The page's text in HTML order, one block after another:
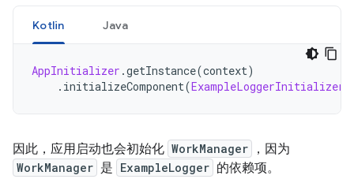
Kotlin Java
AppInitializer .getInstance(context)
. initializeComponent(ExampleLoggerInitializer
因此，应用启动也会初始化 WorkManager ，因为
WorkManager 是 ExampleLogger 的依赖项。